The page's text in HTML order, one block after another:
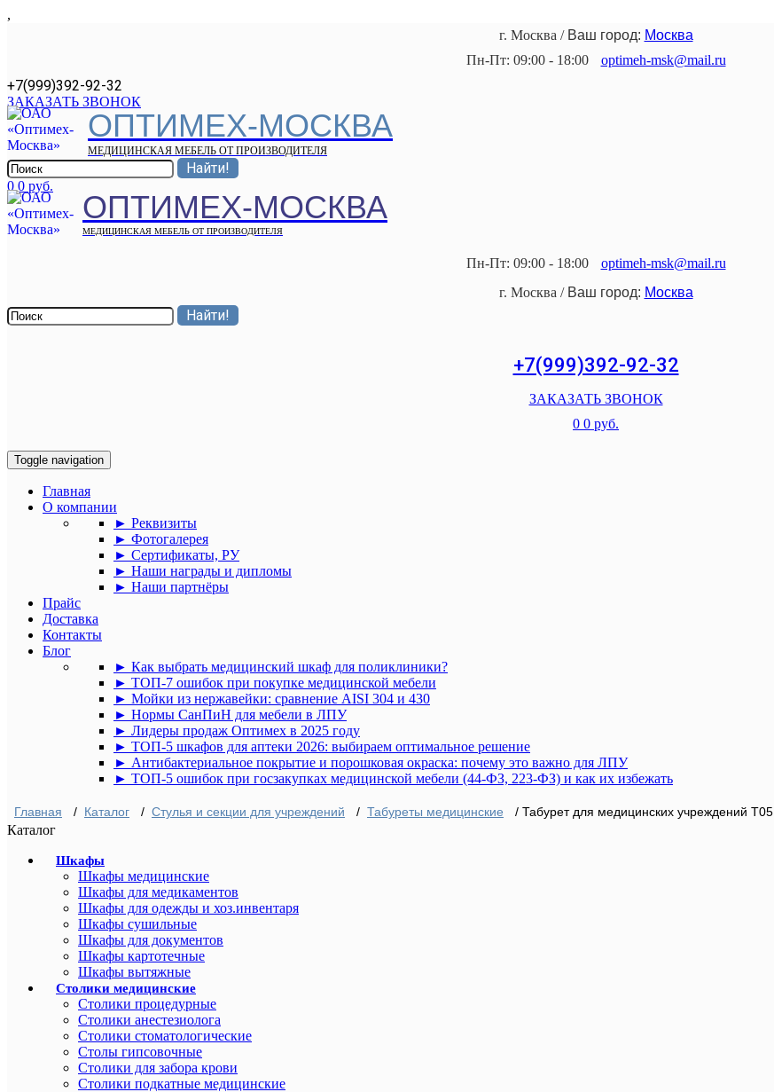
,
г. Москва / Ваш город: Москва
Пн-Пт: 09:00 - 18:00
optimeh-msk@mail.ru
+7(999)392-92-32
ЗАКАЗАТЬ ЗВОНОК
ОПТИМЕХ-МОСКВА
МЕДИЦИНСКАЯ МЕБЕЛЬ ОТ ПРОИЗВОДИТЕЛЯ
0 0 руб.
ОПТИМЕХ-МОСКВА
МЕДИЦИНСКАЯ МЕБЕЛЬ ОТ ПРОИЗВОДИТЕЛЯ
Пн-Пт: 09:00 - 18:00
optimeh-msk@mail.ru
г. Москва / Ваш город: Москва
+7(999)392-92-32
ЗАКАЗАТЬ ЗВОНОК
0 0 руб.
Toggle navigation
Главная
О компании
► Реквизиты
► Фотогалерея
► Сертификаты, РУ
► Наши награды и дипломы
► Наши партнёры
Прайс
Доставка
Контакты
Блог
► Как выбрать медицинский шкаф для поликлиники?
► ТОП-7 ошибок при покупке медицинской мебели
► Мойки из нержавейки: сравнение AISI 304 и 430
► Нормы СанПиН для мебели в ЛПУ
► Лидеры продаж Оптимех в 2025 году
► ТОП‑5 шкафов для аптеки 2026: выбираем оптимальное решение
► Антибактериальное покрытие и порошковая окраска: почему это важно для ЛПУ
► ТОП-5 ошибок при госзакупках медицинской мебели (44-ФЗ, 223-ФЗ) и как их избежать
Главная / Каталог / Стулья и секции для учреждений / Табуреты медицинские / Табурет для медицинских учреждений Т05
Каталог
Шкафы
Шкафы медицинские
Шкафы для медикаментов
Шкафы для одежды и хоз.инвентаря
Шкафы сушильные
Шкафы для документов
Шкафы картотечные
Шкафы вытяжные
Столики медицинские
Столики процедурные
Столики анестезиолога
Столики стоматологические
Столы гипсовочные
Столики для забора крови
Столики подкатные медицинские